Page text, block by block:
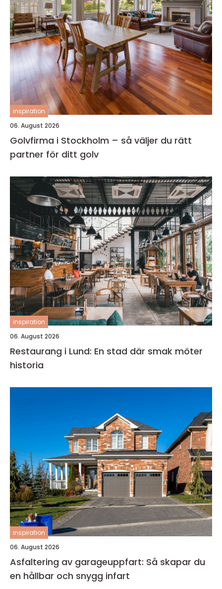
inspiration
06. August 2026
Golvfirma i Stockholm – så väljer du rätt
partner för ditt golv
inspiration
06. August 2026
Restaurang i Lund: En stad där smak möter
historia
inspiration
06. August 2026
Asfaltering av garageuppfart: Så skapar du
en hållbar och snygg infart